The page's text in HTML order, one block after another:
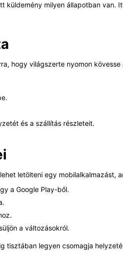
küldemény milyen állapotban
hogy világszerte nyomon
és a szállítás részleteit.
letölteni egy mobilalkalmazást,
a Google Play-ből.
a változásokról.
tisztában legyen csomagja